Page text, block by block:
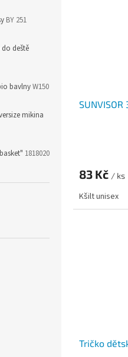
BY 251
deště
bavlnyW150
mikina
1818020
SUNVISOR
je
z
5
83 Kč / ks
Kšilt unisex
Tričko